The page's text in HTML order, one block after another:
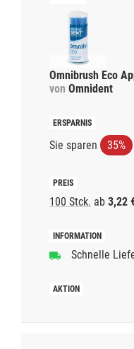
Omnibrush Eco
von Omnident
Sie sparen 35%
100 Stck. ab 3,22
Schnelle